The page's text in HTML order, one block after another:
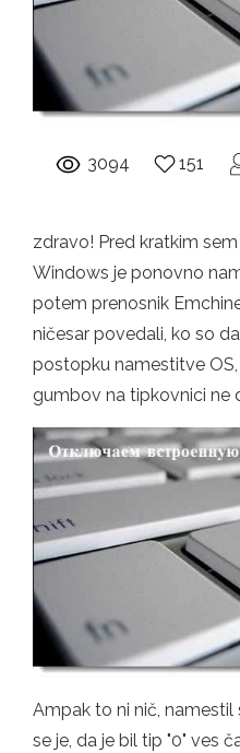
3094 151
zdravo! Pred kratkim
Windows je ponovno
potem prenosnik
ničesar povedali, ko so
postopku namestitve
gumbov na tipkovnici ne
Ampak to ni nič,
se je, da je bil tip "0" ves